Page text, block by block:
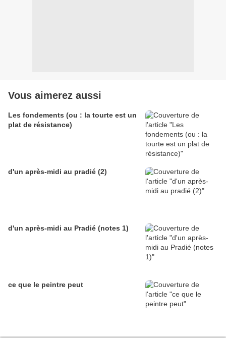
Vous aimerez aussi
Les fondements (ou : la tourte est un
plat de résistance)
d'un après-midi au pradié (2)
d'un après-midi au Pradié (notes 1)
ce que le peintre peut